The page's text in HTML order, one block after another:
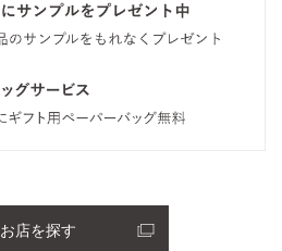
お店を探す